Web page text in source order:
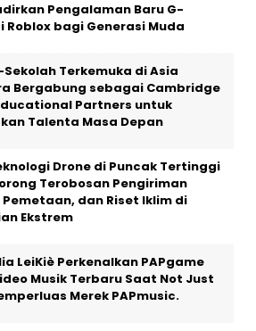
Pengalaman Baru G-
Roblox bagi Generasi Muda
Terkemuka di Asia
Bergabung sebagai Cambridge
Partners untuk
Talenta Masa Depan
Drone di Puncak Tertinggi
Terobosan Pengiriman
dan Riset Iklim di
Ekstrem
LeiKiè Perkenalkan PAPgame
Musik Terbaru Saat Not Just
Merek PAPmusic.